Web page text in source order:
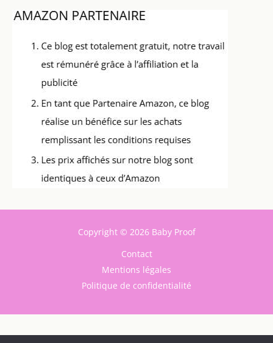
Copyright © 2026 Baby Proof
Contact
Mentions légales
Politique de confidentialité